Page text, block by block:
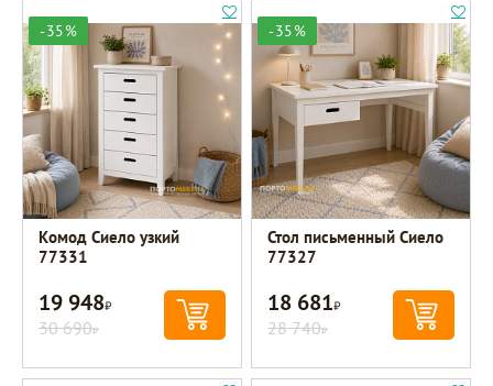
-35%
Комод Сиело узкий
77331
19 948Р
30 690Р
-35%
Стол письменный Сиело
77327
18 681Р
28 740Р